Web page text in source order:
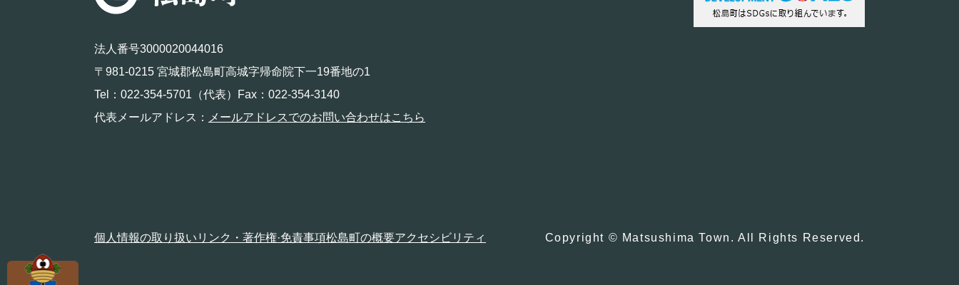
法人番号3000020044016
〒981-0215 宮城郡松島町高城字帰命院下一19番地の1
Tel：022-354-5701（代表）Fax：022-354-3140
代表メールアドレス：
メールアドレスでのお問い合わせはこちら
個人情報の取り扱い リンク・著作権·免責事項松島町の概要アクセシビリティ Copyright © Matsushima Town. All Rights Reserved.